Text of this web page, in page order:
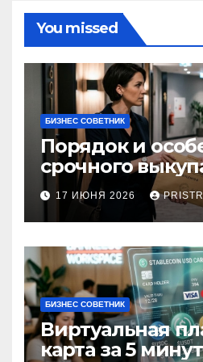
You missed
БИЗНЕС СОВЕТНИК
Порядок и
срочного
срок 1–3 дня
17 ИЮНЯ 2026
БИЗНЕС СОВЕТНИК
Виртуальная
карта за 5